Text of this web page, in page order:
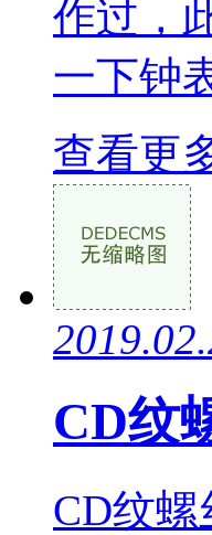
作过，
一下钟
查看更
CD纹
CD纹